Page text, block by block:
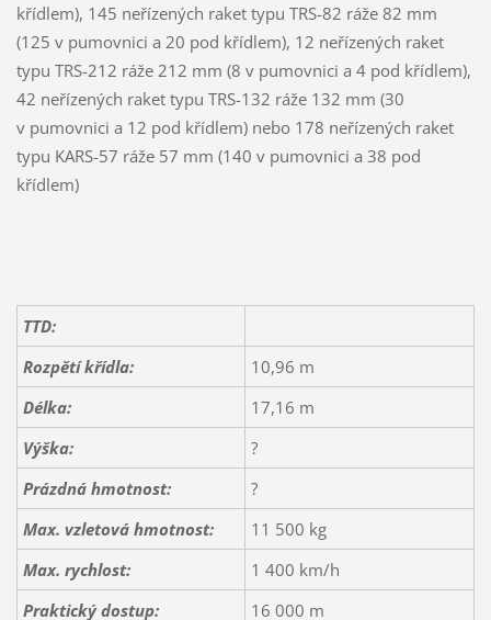
křídlem), 145 neřízených raket typu TRS-82 ráže 82 mm
(125 v pumovnici a 20 pod křídlem), 12 neřízených raket
typu TRS-212 ráže 212 mm (8 v pumovnici a 4 pod křídlem),
42 neřízených raket typu TRS-132 ráže 132 mm (30
v pumovnici a 12 pod křídlem) nebo 178 neřízených raket
typu KARS-57 ráže 57 mm (140 v pumovnici a 38 pod
křídlem)
TTD:
Rozpětí křídla:
10,96 m
Délka:
17,16 m
Výška:
?
Prázdná hmotnost:
?
Max. vzletová hmotnost:
11 500 kg
Max. rychlost:
1 400 km/h
Praktický dostup:
16 000 m